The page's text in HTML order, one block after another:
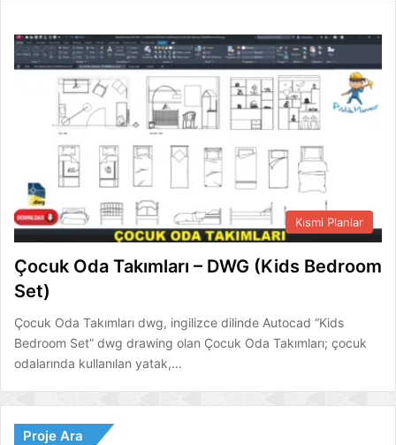
Kısmi Planlar
Çocuk Oda Takımları – DWG (Kids Bedroom
Set)
Çocuk Oda Takımları dwg, ingilizce dilinde Autocad “Kids
Bedroom Set” dwg drawing olan Çocuk Oda Takımları; çocuk
odalarında kullanılan yatak,…
Proje Ara